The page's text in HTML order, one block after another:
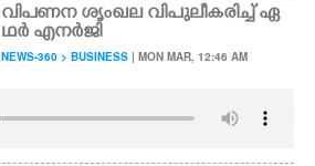
വിപണന ശൃംഖല വിപുലീകരിച്ച് ഏ
ഥർ എനർജി
NEWS-360 > BUSINESS | MON MAR, 12:46 AM